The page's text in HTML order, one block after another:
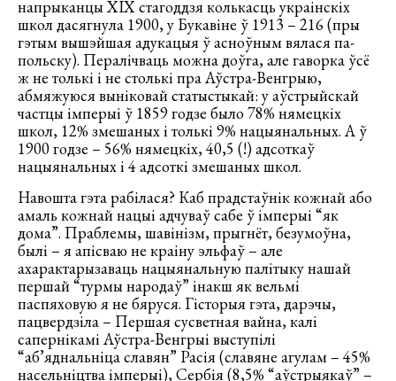
напрыканцы ХІХ стагоддзя колькасць украінскіх
школ дасягнула 1900, у Букавіне ў 1913 – 216 (пры
гэтым вышэйшая адукацыя ў асноўным вялася па-
польску). Пералічваць можна доўга, але гаворка ўсё
ж не толькі і не столькі пра Аўстра-Венгрыю,
абмяжуюся выніковай статыстыкай: у аўстрыйскай
частцы імперыі ў 1859 годзе было 78% нямецкіх
школ, 12% змешаных і толькі 9% нацыянальных. А ў
1900 годзе – 56% нямецкіх, 40,5 (!) адсоткаў
нацыянальных і 4 адсоткі змешаных школ.
Навошта гэта рабілася? Каб прадстаўнік кожнай або
амаль кожнай нацыі адчуваў сабе ў імперыі “як
дома”. Праблемы, шавінізм, прыгнёт, безумоўна,
былі – я апісваю не краіну эльфаў – але
ахарактарызаваць нацыянальную палітыку нашай
першай “турмы народаў” інакш як вельмі
паспяховую я не бяруся. Гісторыя гэта, дарэчы,
пацвердзіла – Першая сусветная вайна, калі
сапернікамі Аўстра-Венгрыі выступілі
“аб’яднальніца славян” Расія (славяне агулам – 45%
насельніцтва імперыі), Сербія (8,5% “аўстрыякаў” –